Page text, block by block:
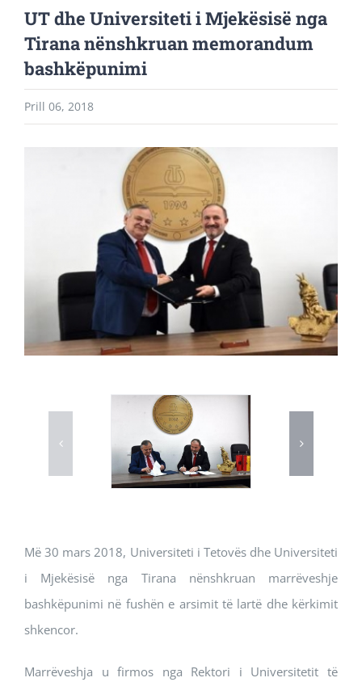
UT dhe Universiteti i Mjekësisë nga
Tirana nënshkruan memorandum
bashkëpunimi
Prill 06, 2018
Më 30 mars 2018, Universiteti i Tetovës dhe Universiteti
i Mjekësisë nga Tirana nënshkruan marrëveshje
bashkëpunimi në fushën e arsimit të lartë dhe kërkimit
shkencor.
Marrëveshja u firmos nga Rektori i Universitetit të